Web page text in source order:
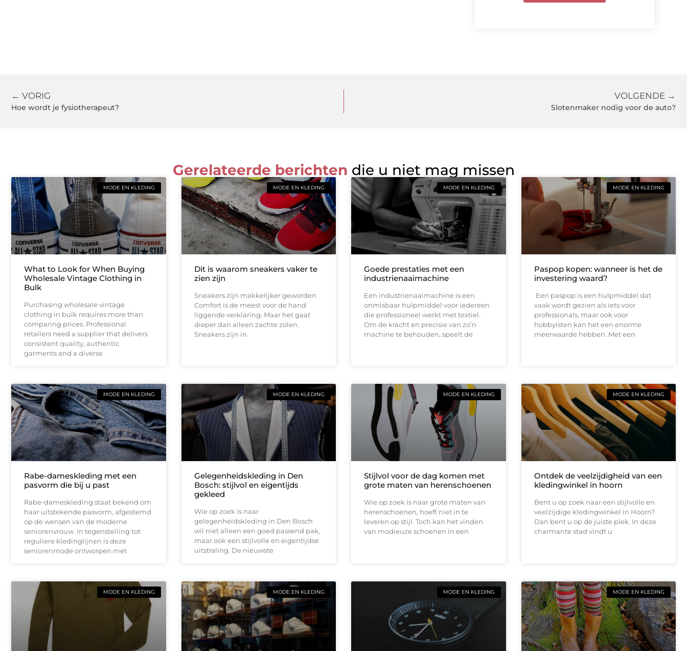
← VORIG
Hoe wordt je fysiotherapeut?
VOLGENDE →
Slotenmaker nodig voor de auto?
Gerelateerde berichten die u niet mag missen
MODE EN KLEDING
What to Look for When Buying
Wholesale Vintage Clothing in
Bulk
Purchasing wholesale vintage
clothing in bulk requires more than
comparing prices. Professional
retailers need a supplier that delivers
consistent quality, authentic
garments and a diverse
MODE EN KLEDING
Dit is waarom sneakers vaker te
zien zijn
Sneakers zijn makkelijker geworden
Comfort is de meest voor de hand
liggende verklaring. Maar het gaat
dieper dan alleen zachte zolen.
Sneakers zijn in
MODE EN KLEDING
Goede prestaties met een
industrienaaimachine
Een industrienaaimachine is een
onmisbaar hulpmiddel voor iedereen
die professioneel werkt met textiel.
Om de kracht en precisie van zo’n
machine te behouden, speelt de
MODE EN KLEDING
Paspop kopen: wanneer is het de
investering waard?
Een paspop is een hulpmiddel dat
vaak wordt gezien als iets voor
professionals, maar ook voor
hobbyisten kan het een enorme
meerwaarde hebben. Met een
MODE EN KLEDING
Rabe-dameskleding met een
pasvorm die bij u past
Rabe-dameskleding staat bekend om
haar uitstekende pasvorm, afgestemd
op de wensen van de moderne
seniorenvrouw. In tegenstelling tot
reguliere kledinglijnen is deze
seniorenmode ontworpen met
MODE EN KLEDING
Gelegenheidskleding in Den
Bosch: stijlvol en eigentijds
gekleed
Wie op zoek is naar
gelegenheidskleding in Den Bosch
wil niet alleen een goed passend pak,
maar ook een stijlvolle en eigentijdse
uitstraling. De nieuwste
MODE EN KLEDING
Stijlvol voor de dag komen met
grote maten van herenschoenen
Wie op zoek is naar grote maten van
herenschoenen, hoeft niet in te
leveren op stijl. Toch kan het vinden
van modieuze schoenen in een
MODE EN KLEDING
Ontdek de veelzijdigheid van een
kledingwinkel in hoorn
Bent u op zoek naar een stijlvolle en
veelzijdige kledingwinkel in Hoorn?
Dan bent u op de juiste plek. In deze
charmante stad vindt u
MODE EN KLEDING MODE EN KLEDING MODE EN KLEDING MODE EN KLEDING